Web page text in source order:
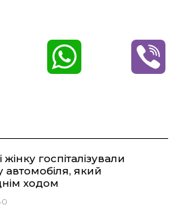
t
госпіталізували
автомобіля, який
ходом